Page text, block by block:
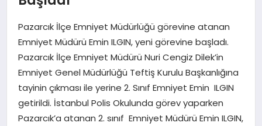
ÇAĞLAYANCERİT
BİZE ULAŞIN
GÖKSUN
TÜRKOĞLU
Pazarcık İlçe Emniyet Müdürlüğü görevine atanan
Emniyet Müdürü Emin ILGIN, yeni görevine başladı.
Pazarcık İlçe Emniyet Müdürü Nuri Cengiz Dilek’in
Emniyet Genel Müdürlüğü Teftiş Kurulu Başkanlığına
tayinin çıkması ile yerine 2. Sınıf Emniyet Emin ILGIN
getirildi. İstanbul Polis Okulunda görev yaparken
Pazarcık’a atanan 2. sınıf Emniyet Müdürü Emin ILGIN,